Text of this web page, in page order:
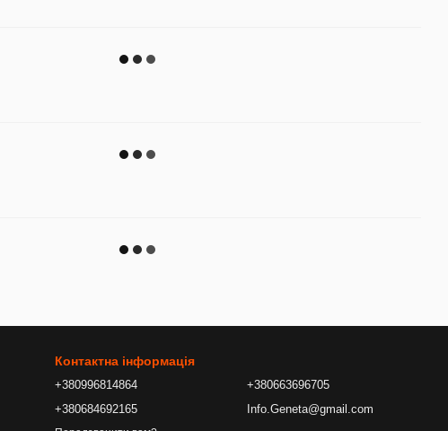
Контактна інформація
+380996814864
+380684692165
+380663696705
Info.Geneta@gmail.com